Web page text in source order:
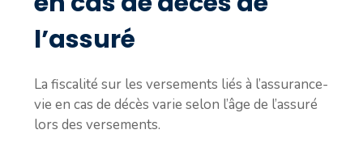
l’assuré
La fiscalité sur les versements liés à l’assurance-
vie en cas de décès varie selon l’âge de l’assuré
lors des versements.